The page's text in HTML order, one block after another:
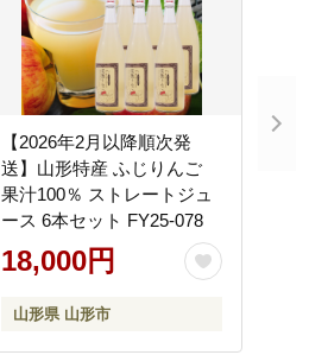
【2026年2月以降順次発
送】山形特産 ふじりんご
果汁100％ ストレートジュ
ース 6本セット FY25-078
18,000円
山形県 山形市